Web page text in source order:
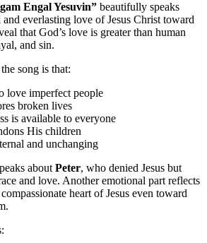
Engal Yesuvin” beautifully speaks
everlasting love of Jesus Christ toward
that God’s love is greater than human
and sin.
song is that:
love imperfect people
broken lives
is available to everyone
His children
and unchanging
about Peter, who denied Jesus but
and love. Another emotional part reflects
heart of Jesus even toward